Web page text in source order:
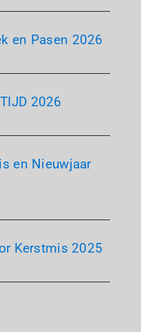
en Pasen 2026
2026
en Nieuwjaar
Kerstmis 2025